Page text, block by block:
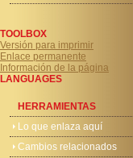
TOOLBOX
Versión para imprimir
Enlace permanente
Información de la página
LANGUAGES
HERRAMIENTAS
Lo que enlaza aquí
Cambios relacionados